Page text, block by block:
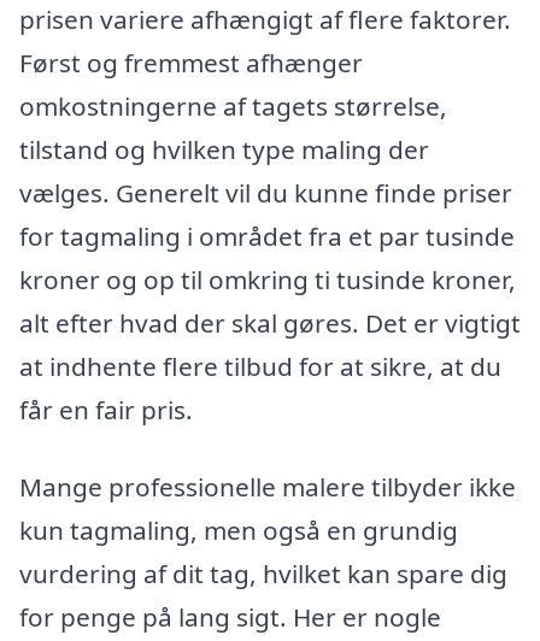
prisen variere afhængigt af flere faktorer.
Først og fremmest afhænger
omkostningerne af tagets størrelse,
tilstand og hvilken type maling der
vælges. Generelt vil du kunne finde priser
for tagmaling i området fra et par tusinde
kroner og op til omkring ti tusinde kroner,
alt efter hvad der skal gøres. Det er vigtigt
at indhente flere tilbud for at sikre, at du
får en fair pris.
Mange professionelle malere tilbyder ikke
kun tagmaling, men også en grundig
vurdering af dit tag, hvilket kan spare dig
for penge på lang sigt. Her er nogle